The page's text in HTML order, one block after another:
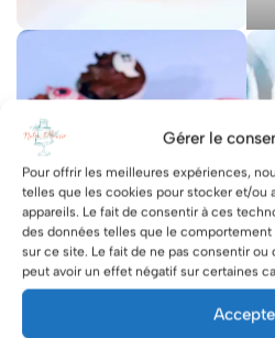
Gérer le
Pour offrir les meilleures expériences,
telles que les cookies pour stocker et/ou
appareils. Le fait de consentir à ces
des données telles que le comportement
sur ce site. Le fait de ne pas consentir
peut avoir un effet négatif sur certaines